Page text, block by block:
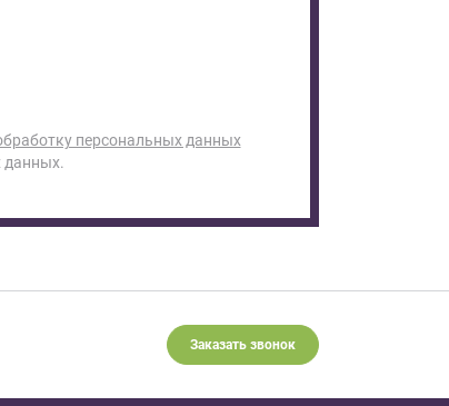
персональных данных
данных.
Заказать звонок